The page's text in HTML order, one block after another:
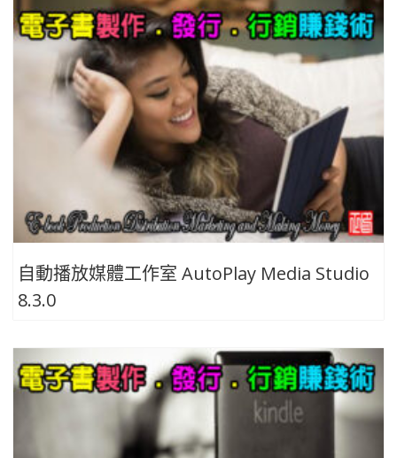
自動播放媒體工作室 AutoPlay Media Studio
8.3.0